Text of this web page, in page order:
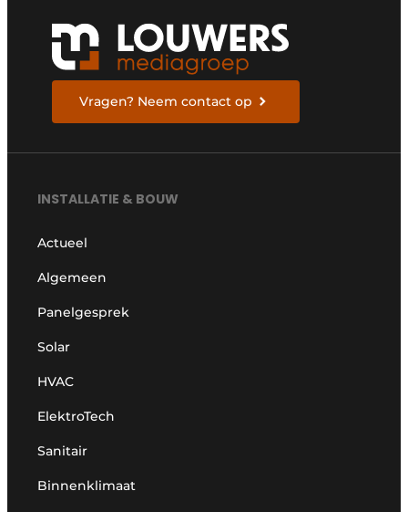
Vragen? Neem contact op
INSTALLATIE & BOUW
Actueel
Algemeen
Panelgesprek
Solar
HVAC
ElektroTech
Sanitair
Binnenklimaat